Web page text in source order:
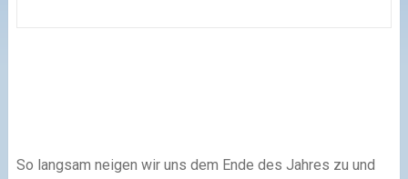
So langsam neigen wir uns dem Ende des Jahres zu und